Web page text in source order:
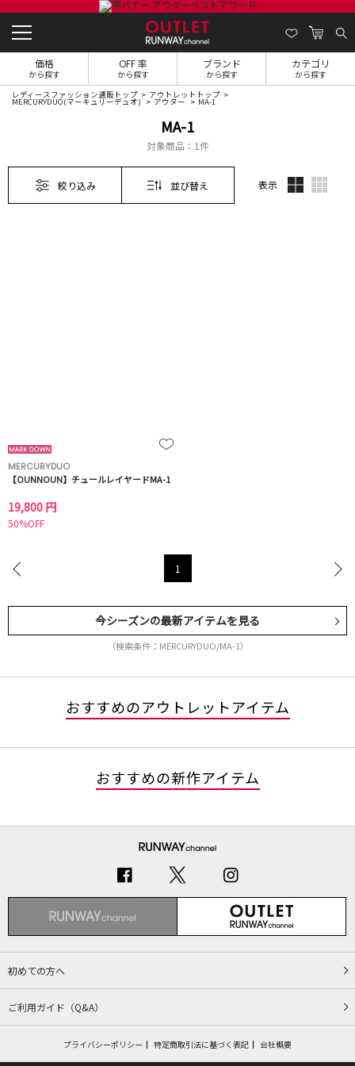
価格
から探す
OFF 率
から探す
ブランド
から探す
カテゴリ
から探す
レディースファッション通販トップ アウトレットトップ
MERCURYDUO(マーキュリーデュオ) アウター MA-1
MA-1
対象商品： 1件
絞り込み 並び替え 表示
MERCURYDUO
【OUNNOUN】チュールレイヤードMA-1
19,800 円
50%OFF
1
今シーズンの最新アイテムを見る
（検索条件：MERCURYDUO/MA-1）
おすすめのアウトレットアイテム
おすすめの新作アイテム
初めての方へ
ご利用ガイド（Q&A）
プライバシーポリシー 特定商取引法に基づく表記 会社概要